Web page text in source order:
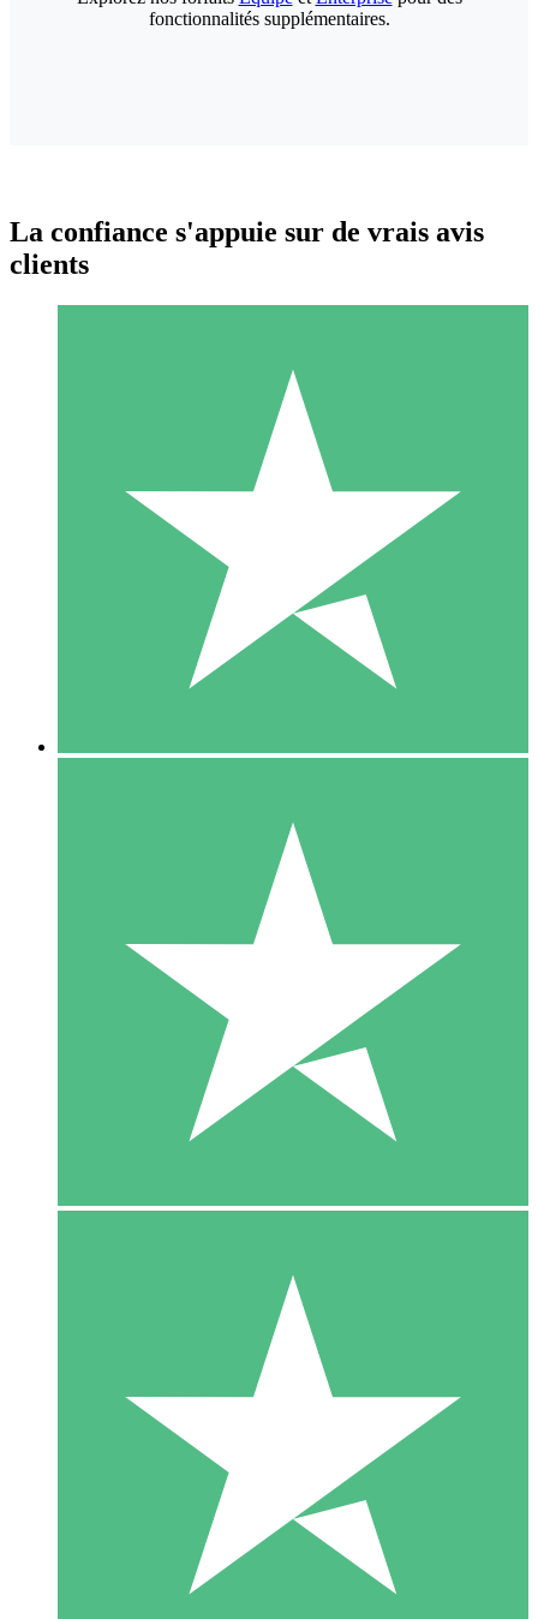
Packs de Crédits Individuels
Payez à l'utilisation avec des crédits de téléchargement. Sans
1 Téléchargement
10 00
10 Téléchargements
20 00
fonctionnalités supplémentaires.
La confiance s'appuie sur de vrais avis
clients